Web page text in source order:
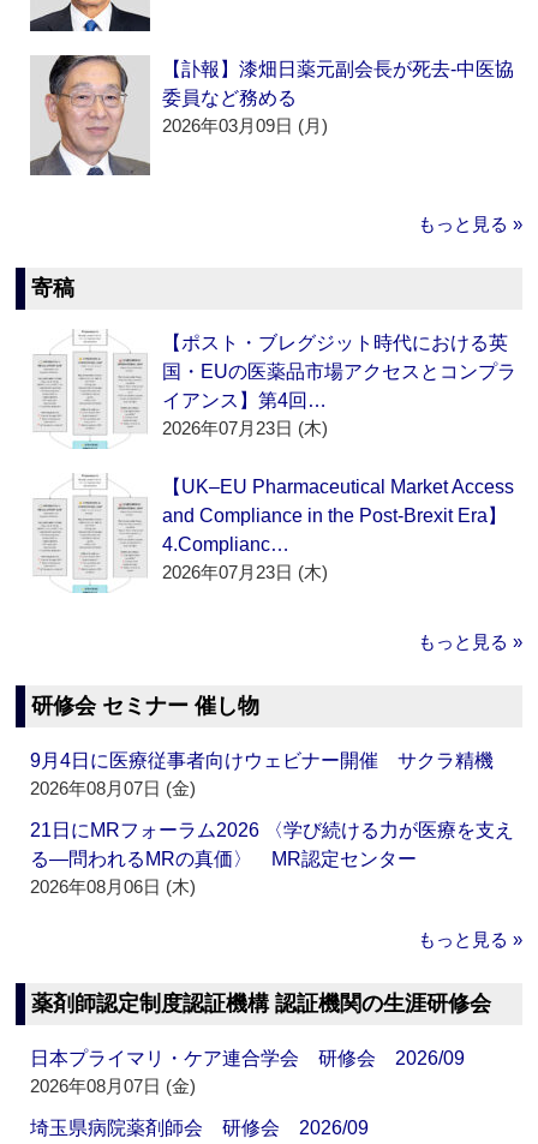
【訃報】漆畑日薬元副会長が死去‐中医協
委員など務める
2026年03月09日 (月)
もっと見る »
寄稿
【ポスト・ブレグジット時代における英
国・EUの医薬品市場アクセスとコンプラ
イアンス】第4回…
2026年07月23日 (木)
【UK–EU Pharmaceutical Market Access
and Compliance in the Post-Brexit Era】
4.Complianc…
2026年07月23日 (木)
もっと見る »
研修会 セミナー 催し物
9月4日に医療従事者向けウェビナー開催 サクラ精機
2026年08月07日 (金)
21日にMRフォーラム2026 〈学び続ける力が医療を支え
る―問われるMRの真価〉 MR認定センター
2026年08月06日 (木)
もっと見る »
薬剤師認定制度認証機構 認証機関の生涯研修会
日本プライマリ・ケア連合学会 研修会 2026/09
2026年08月07日 (金)
埼玉県病院薬剤師会 研修会 2026/09